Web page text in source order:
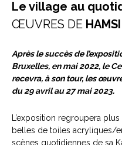
Le village au
ŒUVRES DE
Après le succès de
Bruxelles, en mai 2022, le
recevra, à son tour, les
du 29 avril au 27 mai 2023.
L’exposition regroupera
belles de toiles acryliques/
scènes quotidiennes de sa